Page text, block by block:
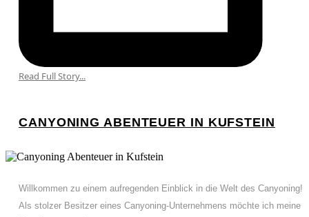
Read Full Story...
CANYONING ABENTEUER IN KUFSTEIN
Willkommen zu einem aufregenden Einblick in die Welt des Canyoning!
Als stolzer Besitzer eines Canyoning-Unternehmens möchte ich meine